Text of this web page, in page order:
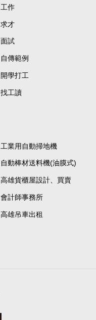
工作
求才
面試
自傳範例
開學打工
找工讀
工業用自動掃地機
自動棒材送料機(油膜式)
高雄貨櫃屋設計、買賣
會計師事務所
高雄吊車出租